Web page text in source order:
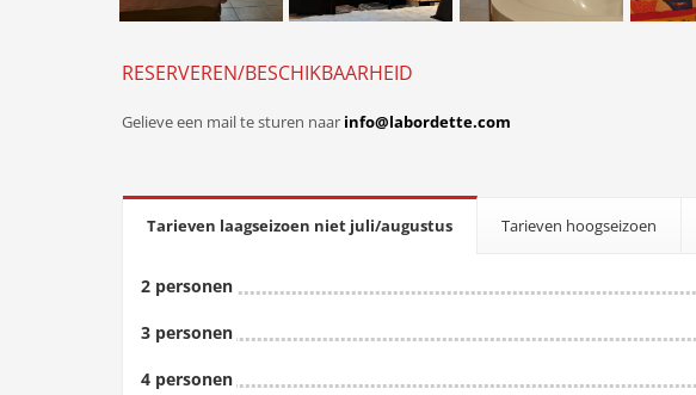
RESERVEREN/BESCHIKBAARHEID
Gelieve een mail te sturen naar info@labordette.com
Tarieven laagseizoen niet juli/augustus Tarieven hoogseizoen
2 personen
3 personen
4 personen